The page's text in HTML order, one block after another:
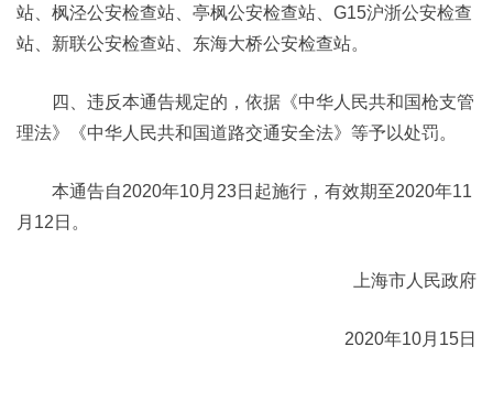
站、枫泾公安检查站、亭枫公安检查站、G15沪浙公安检查
站、新联公安检查站、东海大桥公安检查站。
四、违反本通告规定的，依据《中华人民共和国枪支管
理法》《中华人民共和国道路交通安全法》等予以处罚。
本通告自2020年10月23日起施行，有效期至2020年11
月12日。
上海市人民政府
2020年10月15日